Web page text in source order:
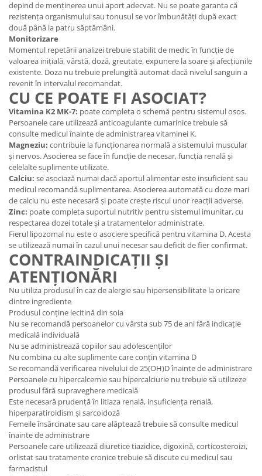
depind de menținerea unui aport adecvat. Nu se poate garanta că
rezistența organismului sau tonusul se vor îmbunătăți după exact
două până la patru săptămâni.
Monitorizare
Momentul repetării analizei trebuie stabilit de medic în funcție de
valoarea inițială, vârstă, doză, greutate, expunere la soare și afecțiunile
existente. Doza nu trebuie prelungită automat dacă nivelul sanguin a
revenit în intervalul recomandat.
CU CE POATE FI ASOCIAT?
Vitamina K2 MK-7: poate completa o schemă pentru sistemul osos.
Persoanele care utilizează anticoagulante cumarinice trebuie să
consulte medicul înainte de administrarea vitaminei K.
Magneziu: contribuie la funcționarea normală a sistemului muscular
și nervos. Asocierea se face în funcție de necesar, funcția renală și
celelalte suplimente utilizate.
Calciu: se asociază numai dacă aportul alimentar este insuficient sau
medicul recomandă suplimentarea. Asocierea automată cu doze mari
de calciu nu este necesară și poate crește riscul unor reacții adverse.
Zinc: poate completa suportul nutritiv pentru sistemul imunitar, cu
respectarea dozei totale și a tratamentelor administrate.
Fierul lipozomal nu este o asociere specifică pentru vitamina D. Acesta
se utilizează numai în cazul unui necesar sau deficit de fier confirmat.
CONTRAINDICAȚII ȘI
ATENȚIONĂRI
Nu utiliza produsul în caz de alergie sau hipersensibilitate la oricare
dintre ingrediente
Produsul conține lecitină din soia
Nu se recomandă persoanelor cu vârsta sub 75 de ani fără indicație
medicală individuală
Nu se administrează copiilor sau adolescenților
Nu combina cu alte suplimente care conțin vitamina D
Se recomandă verificarea nivelului de 25(OH)D înainte de administrare
Persoanele cu hipercalcemie sau hipercalciurie nu trebuie să utilizeze
produsul fără supraveghere medicală
Este necesară prudență în litiaza renală, insuficiența renală,
hiperparatiroidism și sarcoidoză
Femeile însărcinate sau care alăptează trebuie să consulte medicul
înainte de administrare
Persoanele care utilizează diuretice tiazidice, digoxină, corticosteroizi,
orlistat sau tratamente cronice trebuie să discute cu medicul sau
farmacistul